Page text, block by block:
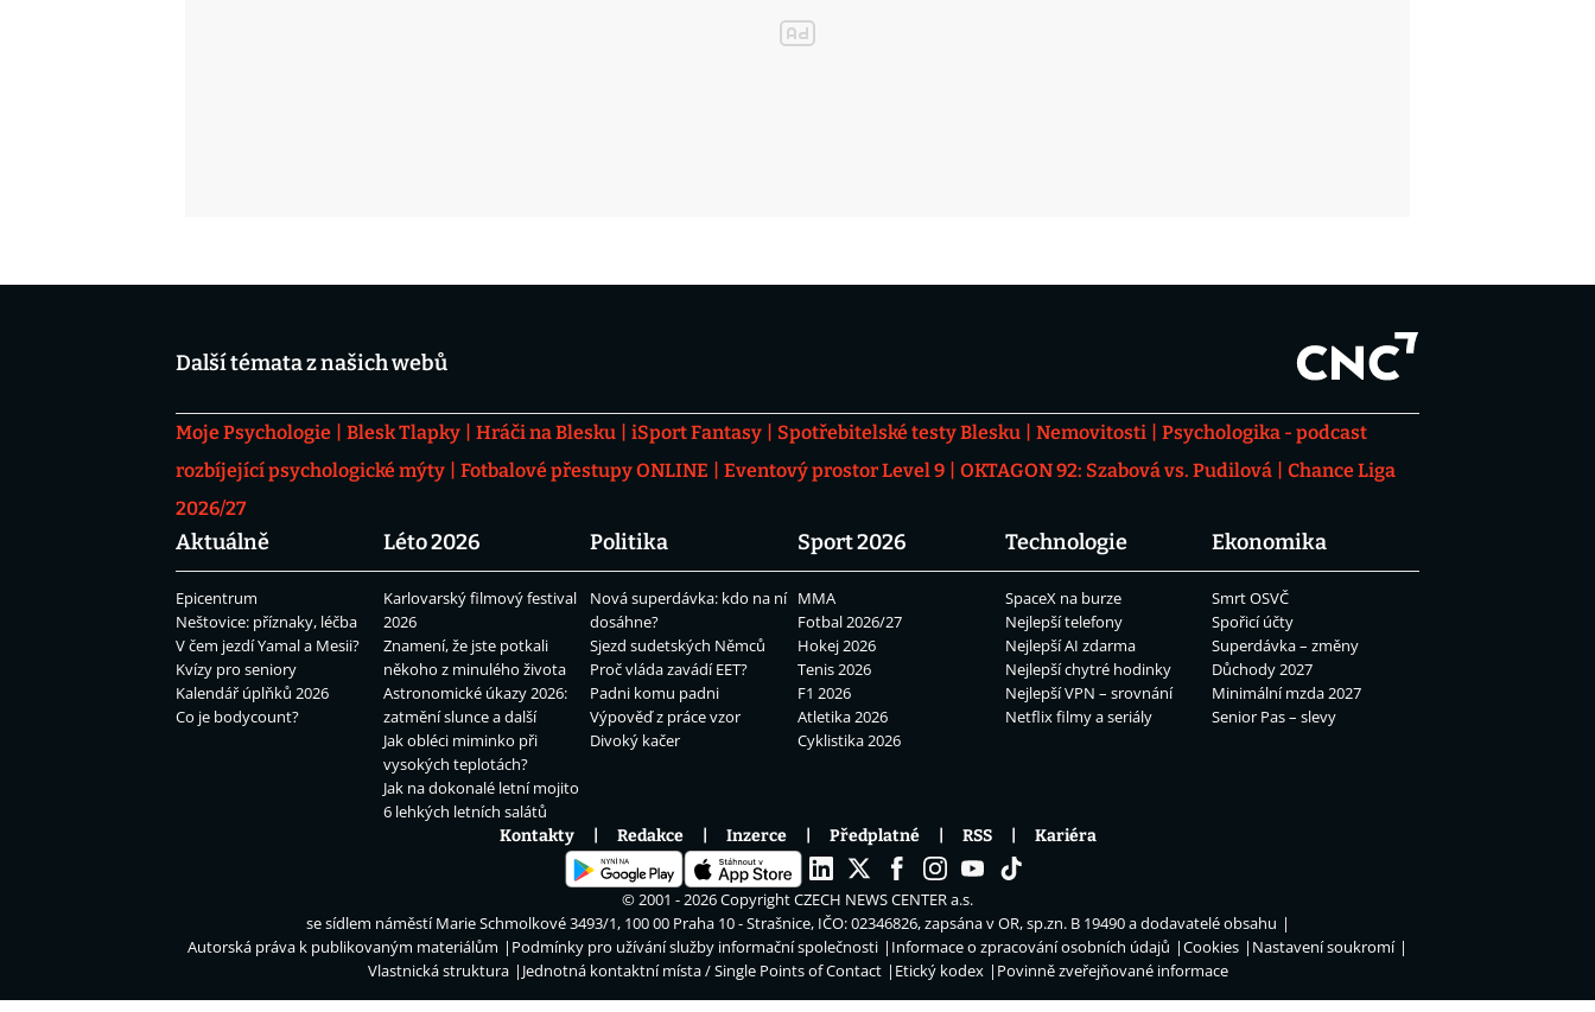
Další témata z našich webů
Moje Psychologie Blesk Tlapky Hráči na Blesku iSport Fantasy Spotřebitelské testy Blesku Nemovitosti
Psychologika - podcast
rozbíjející psychologické mýty
Fotbalové přestupy ONLINE Eventový prostor Level 9 OKTAGON 92: Szabová vs. Pudilová
Chance Liga
2026/27
Aktuálně
Epicentrum
Neštovice: příznaky, léčba
V čem jezdí Yamal a Mesii?
Kvízy pro seniory
Kalendář úplňků 2026
Co je bodycount?
Léto 2026
Karlovarský filmový festival
2026
Znamení, že jste potkali
někoho z minulého života
Astronomické úkazy 2026:
zatmění slunce a další
Jak obléci miminko při
vysokých teplotách?
Jak na dokonalé letní mojito
6 lehkých letních salátů
Politika
Nová superdávka: kdo na ní
dosáhne?
Sjezd sudetských Němců
Proč vláda zavádí EET?
Padni komu padni
Výpověď z práce vzor
Divoký kačer
Sport 2026
MMA
Fotbal 2026/27
Hokej 2026
Tenis 2026
F1 2026
Atletika 2026
Cyklistika 2026
Technologie
SpaceX na burze
Nejlepší telefony
Nejlepší AI zdarma
Nejlepší chytré hodinky
Nejlepší VPN – srovnání
Netflix filmy a seriály
Ekonomika
Smrt OSVČ
Spořicí účty
Superdávka – změny
Důchody 2027
Minimální mzda 2027
Senior Pas – slevy
Kontakty Redakce Inzerce Předplatné RSS Kariéra
© 2001 - 2026 CopyrightCZECH NEWS CENTER a.s.
se sídlem náměstí Marie Schmolkové 3493/1, 100 00 Praha 10 - Strašnice, IČO: 02346826, zapsána v OR, sp.zn. B 19490 a dodavatelé obsahu
Autorská práva k publikovaným materiálům
Podmínky pro užívání služby informační společnosti Informace o zpracování osobních údajů Cookies
Nastavení soukromí
Vlastnická struktura
Jednotná kontaktní místa / Single Points of Contact Etický kodex Povinně zveřejňované informace